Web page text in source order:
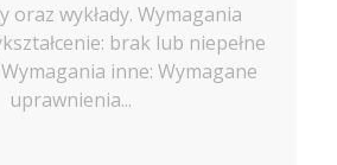
oraz wykłady. Wymagania
brak lub niepełne
inne: Wymagane
uprawnienia...